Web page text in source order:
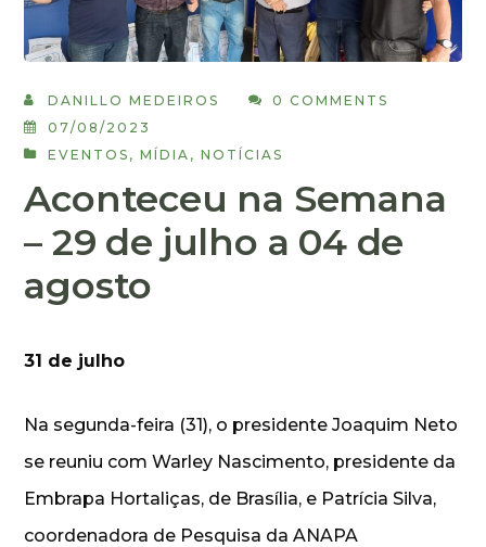
DANILLO MEDEIROS
0 COMMENTS
07/08/2023
EVENTOS ,MÍDIA ,NOTÍCIAS
Aconteceu na Semana
– 29 de julho a 04 de
agosto
31 de julho
Na segunda-feira (31), o presidente Joaquim Neto
se reuniu com Warley Nascimento, presidente da
Embrapa Hortaliças, de Brasília, e Patrícia Silva,
coordenadora de Pesquisa da ANAPA